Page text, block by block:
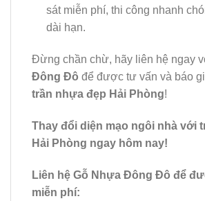
sát miễn phí, thi công nhanh
dài hạn.
Đừng chần chừ, hãy liên hệ ngay
Đông Đô để được tư vấn và báo
trần nhựa đẹp Hải Phòng!
Thay đổi diện mạo ngôi nhà với
Hải Phòng ngay hôm nay!
Liên hệ Gỗ Nhựa Đông Đô để
miễn phí: